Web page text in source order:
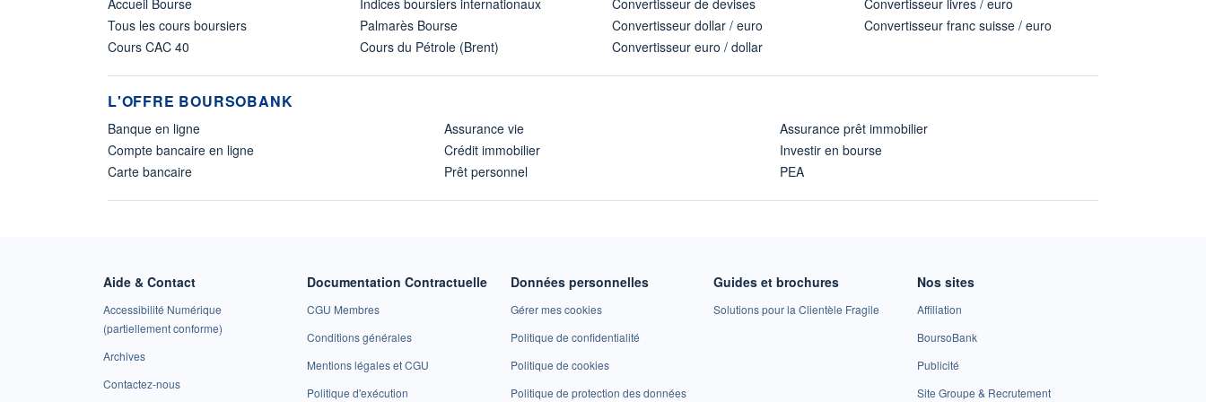
Tous les cours boursiers
Cours CAC 40
Palmarès Bourse
Cours du Pétrole (Brent)
Convertisseur dollar / euro
Convertisseur euro / dollar
Convertisseur franc suisse / euro
L'OFFRE BOURSOBANK
Banque en ligne
Compte bancaire en ligne
Carte bancaire
Assurance vie
Crédit immobilier
Prêt personnel
Assurance prêt immobilier
Investir en bourse
PEA
Aide & Contact
Accessibilité Numérique
(partiellement conforme)
Archives
Contactez-nous
Documentation Contractuelle
CGU Membres
Conditions générales
Mentions légales et CGU
Politique d'exécution
Données personnelles
Gérer mes cookies
Politique de confidentialité
Politique de cookies
Politique de protection des données
Guides et brochures
Solutions pour la Clientèle Fragile
Nos sites
Affiliation
BoursoBank
Publicité
Site Groupe & Recrutement